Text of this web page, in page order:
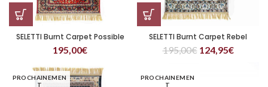
SELETTI Burnt Carpet Possible
195,00€
SELETTI Burnt Carpet Rebel
195,00€ 124,95€
PROCHAINEMEN
T
PROCHAINEMEN
T